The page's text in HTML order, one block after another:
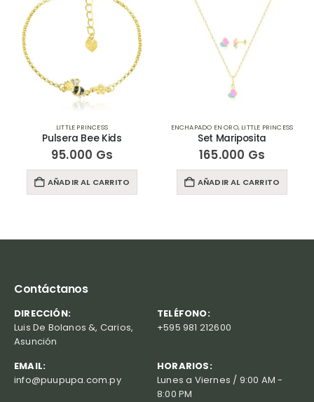
ENCHAPADO EN ORO,LITTLE PRINCESS
Set Mariposita
165.000Gs
AÑADIR AL CARRITO
ENCHAPADO EN ORO,LITTLE PRINCESS
Pulserita Unicornio
115.000Gs
AÑADIR AL CARRITO
Contáctanos
DIRECCIÓN:
Luis De Bolanos &, Carios,
Asunción
TELÉFONO:
+595 981 212600
EMAIL:
info@puupupa.com.py
HORARIOS:
Lunes a Viernes / 9:00 AM -
8:00 PM